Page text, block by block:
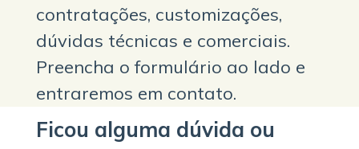
contratações, customizações,
dúvidas técnicas e comerciais.
Preencha o formulário ao lado e
entraremos em contato.
Ficou alguma dúvida ou